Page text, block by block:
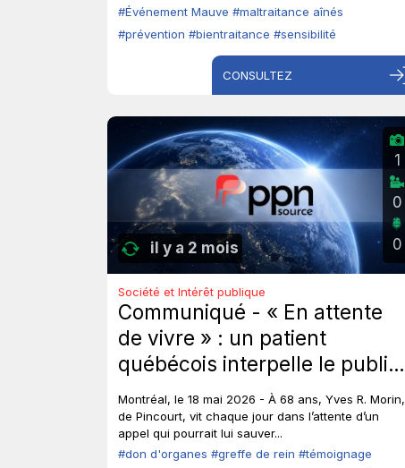
#Événement Mauve #maltraitance aînés
#prévention #bientraitance #sensibilité
CONSULTEZ
il y a 2 mois
1
0
0
Société et Intérêt publique
Communiqué - « En attente
de vivre » : un patient
québécois interpelle le public
et les élus sur le don
d’organes.
Montréal, le 18 mai 2026 - À 68 ans, Yves R. Morin,
de Pincourt, vit chaque jour dans l’attente d’un
appel qui pourrait lui sauver...
#don d'organes #greffe de rein #témoignage